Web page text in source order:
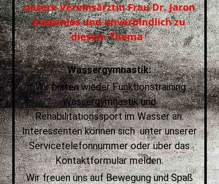
unsere Vereinsärztin Frau Dr. Jaron
kostenlos und unverbindlich zu
diesem Thema
Wassergymnastik:
Wir bieten wieder Funktionstraining
Wassergymnastik und
Rehabilitationssport im Wasser an.
Interessenten können sich unter unserer
Servicetelefonnummer oder über das
Kontaktformular melden.
Wir freuen uns auf Bewegung und Spaß